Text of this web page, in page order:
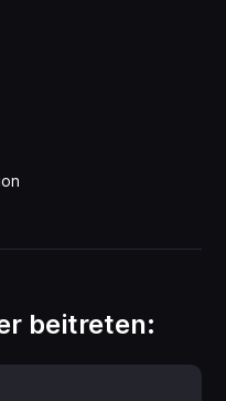
beitreten: